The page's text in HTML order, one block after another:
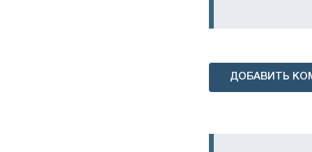
ДОБАВИТЬ